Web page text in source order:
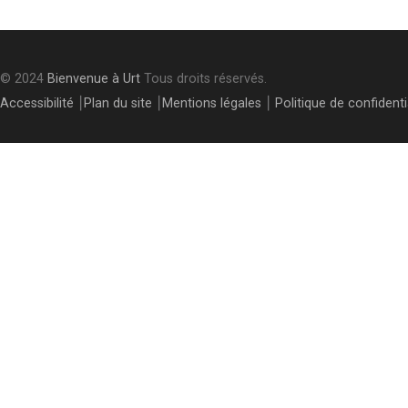
© 2024 Bienvenue à Urt Tous droits réservés.
Accessibilité
Plan du site Mentions légales Politique de